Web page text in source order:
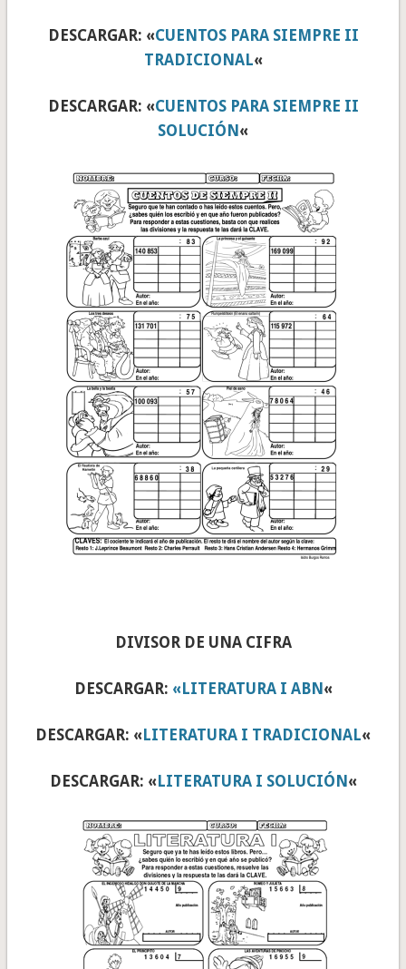
DESCARGAR: «CUENTOS PARA SIEMPRE II
TRADICIONAL«
DESCARGAR: «CUENTOS PARA SIEMPRE II
SOLUCIÓN «
DIVISOR DE UNA CIFRA
DESCARGAR: «LITERATURA I ABN «
DESCARGAR: « LITERATURA I TRADICIONAL«
DESCARGAR: «LITERATURA I SOLUCIÓN «